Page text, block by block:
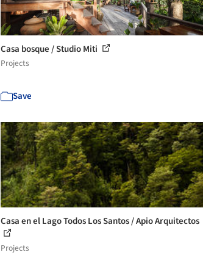
Casa bosque / Studio Miti
Projects
Save
Casa en el Lago Todos Los Santos / Apio Arquitectos
Projects